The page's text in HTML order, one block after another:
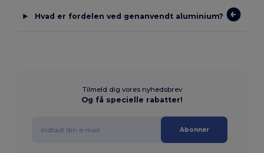
Hvad er fordelen ved genanvendt aluminium?
Tilmeld dig vores nyhedsbrev
Og få specielle rabatter!
Abonner